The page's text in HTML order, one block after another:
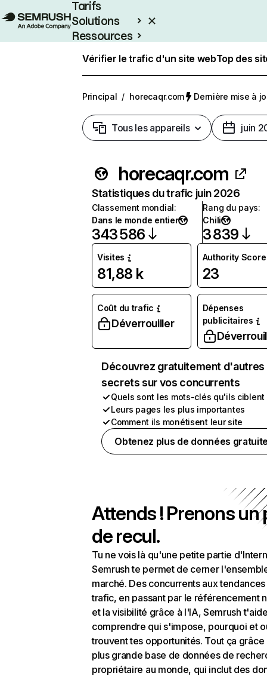
Tarifs
Solutions
Ressources
Vérifier le trafic d'un site webTop des
Principal / horecaqr.com Dernière mise à
Tous les appareils juin
horecaqr.com
Statistiques du trafic juin 2026
Classement mondial:
Dans le monde entier
343 586
Rang du pays:
Chili
3 839
Visites
81,88 k
Authority Score
23
Coût du trafic
Déverrouiller
Dépenses
publicitaires
Découvrez gratuitement d'autres
secrets sur vos concurrents
Quels sont les mots-clés qu'ils ciblent
Leurs pages les plus importantes
Comment ils monétisent leur site
Obtenez plus de données
Attends ! Prenons un
de recul.
Tu ne vois là qu'une petite partie
Semrush te permet de cerner
marché. Des concurrents aux
trafic, en passant par le référencement
et la visibilité grâce à l'IA, Semrush
comprendre qui s'impose, pourquoi et
trouvent tes opportunités. Tout ça grâce
plus grande base de données de
propriétaire au monde, qui inclut des